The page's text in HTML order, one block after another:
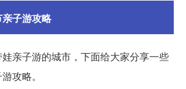
子游攻略
亲子游的城市，下面给大家分享一些
攻略。